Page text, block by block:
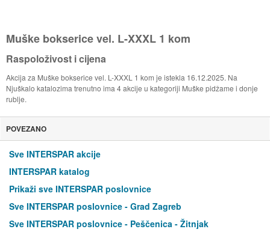
Muške bokserice vel. L-XXXL 1 kom
Raspoloživost i cijena
Akcija za Muške bokserice vel. L-XXXL 1 kom je istekla 16.12.2025. Na
Njuškalo katalozima trenutno ima 4 akcije u kategoriji Muške pidžame i donje
rublje.
POVEZANO
Sve INTERSPAR akcije
INTERSPAR katalog
Prikaži sve INTERSPAR poslovnice
Sve INTERSPAR poslovnice - Grad Zagreb
Sve INTERSPAR poslovnice - Peščenica - Žitnjak